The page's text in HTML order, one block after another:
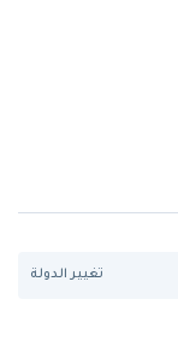
تغيير الدولة